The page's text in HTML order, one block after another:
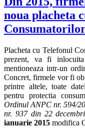
noua placheta
Placheta cu Telefonul
prezent, va fi
mentioneaza intr-un
Concret, firmele vor fi
printre altele, toate
pentru protectia
Ordinul ANPC nr. 594/
nr. 937 din 22
ianuarie 2015 modifica